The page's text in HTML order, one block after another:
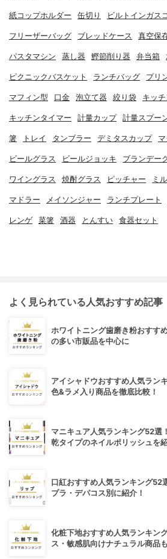
紙コップホルダー 缶切り ビルトインガス
フリーザーバッグ ブレッドケース 真空保
パスタマシン 蒸し器 鰹節削り器 弁当箱
ピクニックバスケット ランチバッグ プリ
マフィン型 口金 泡立て器 絞り袋 キッ
キッチンタイマー 計量カップ 計量スプー
箸 トレイ タンブラー デミタスカップ
ビールグラス ビールジョッキ ブランデー
ワイングラス 焼酎グラス ピッチャー ミ
マドラー メイソンジャー ランチプレート
レンゲ 菜箸 酒器 とんすい 食器セット
よく見られている人気おすすめ記事
ホワイトニング歯磨き粉おすす
の多い市販品を中心に
アイシャドウおすすめ人気ラン
色&ラメ入り商品を徹底比較！
マニキュア人気ランキング52選
乾タイプのネイルポリッシュを
口紅おすすめ人気ランキング52
プラ・デパコス別に紹介！
化粧下地おすすめ人気ランキン
ス・敏感肌向けナチュラル商品